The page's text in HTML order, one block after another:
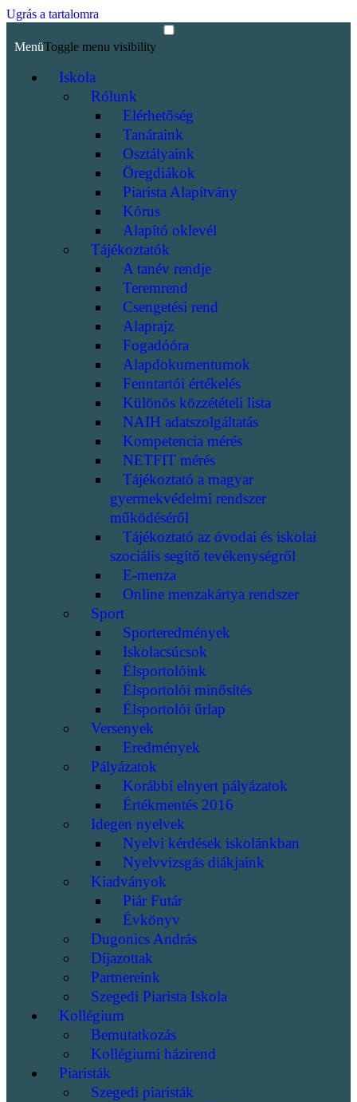
Ugrás a tartalomra
MenüToggle menu visibility
Iskola
Rólunk
Elérhetőség
Tanáraink
Osztályaink
Öregdiákok
Piarista Alapítvány
Kórus
Alapító oklevél
Tájékoztatók
A tanév rendje
Teremrend
Csengetési rend
Alaprajz
Fogadóóra
Alapdokumentumok
Fenntartói értékelés
Különös közzétételi lista
NAIH adatszolgáltatás
Kompetencia mérés
NETFIT mérés
Tájékoztató a magyar
gyermekvédelmi rendszer
működéséről
Tájékoztató az óvodai és iskolai
szociális segítő tevékenységről
E-menza
Online menzakártya rendszer
Sport
Sporteredmények
Iskolacsúcsok
Élsportolóink
Élsportolói minősítés
Élsportolói űrlap
Versenyek
Eredmények
Pályázatok
Korábbi elnyert pályázatok
Értékmentés 2016
Idegen nyelvek
Nyelvi kérdések iskolánkban
Nyelvvizsgás diákjaink
Kiadványok
Piár Futár
Évkönyv
Dugonics András
Díjazottak
Partnereink
Szegedi Piarista Iskola
Kollégium
Bemutatkozás
Kollégiumi házirend
Piaristák
Szegedi piaristák